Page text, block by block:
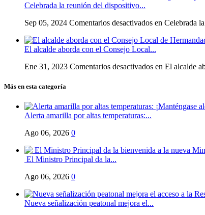
Celebrada la reunión del dispositivo...
Sep 05, 2024 Comentarios desactivados en Celebrada
El alcalde aborda con el Consejo Local...
Ene 31, 2023 Comentarios desactivados en El alcalde
Más en esta categoría
Alerta amarilla por altas temperaturas:...
Ago 06, 2026 0
El Ministro Principal da la...
Ago 06, 2026 0
Nueva señalización peatonal mejora el...